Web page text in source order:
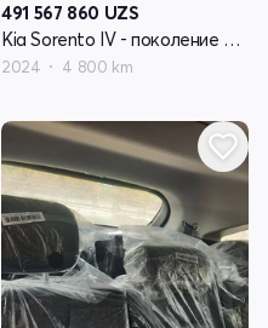
491 567 860 UZS
Kia Sorento IV - поколение рестайлинг
2024 4 800 km